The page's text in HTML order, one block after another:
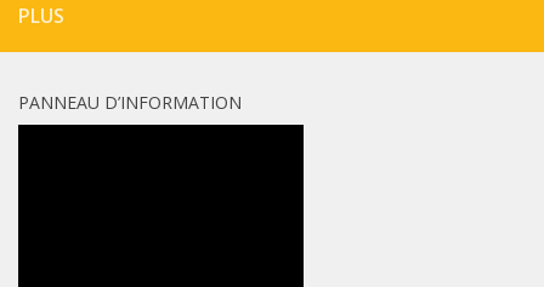
PLUS
PANNEAU D’INFORMATION